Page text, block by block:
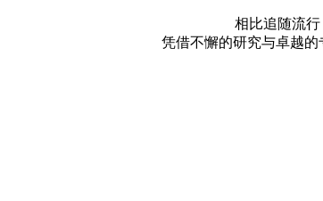
相比追随流行
凭借不懈的研究与卓越的